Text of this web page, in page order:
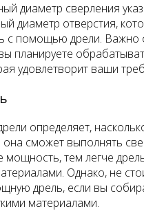
диаметр сверления
диаметр отверстия,
с помощью дрели. Важно
планируете
удовлетворит ваши
определяет,
сможет выполнять
тем легче
Однако, не
дрель, если вы
материалами.